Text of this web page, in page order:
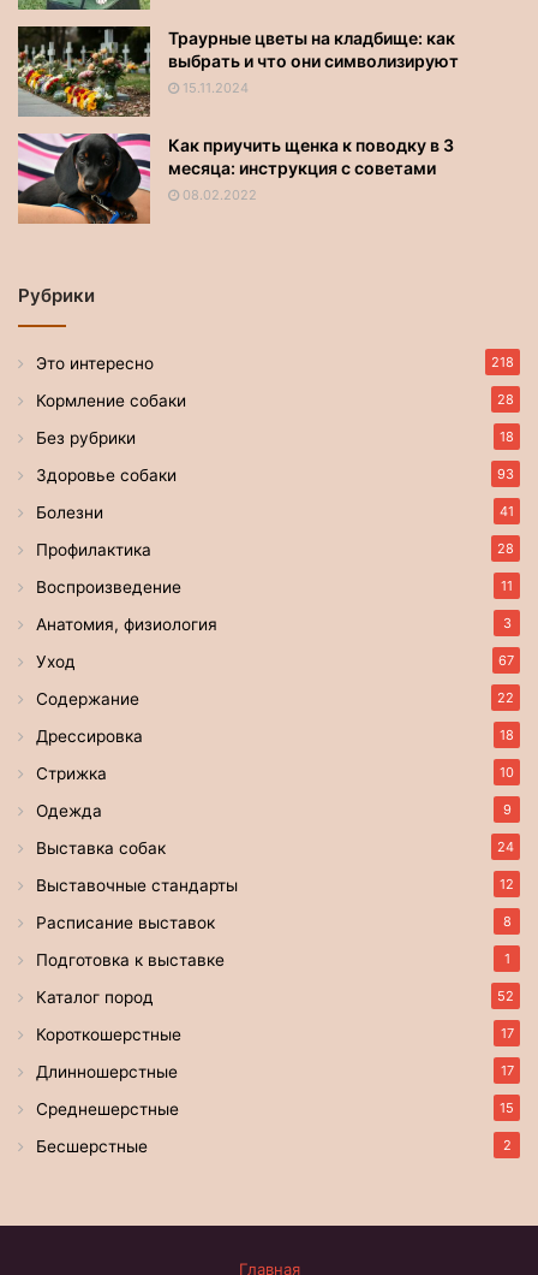
Траурные цветы на кладбище: как
выбрать и что они символизируют
15.11.2024
Как приучить щенка к поводку в 3
месяца: инструкция с советами
08.02.2022
Рубрики
Это интересно 218
Кормление собаки 28
Без рубрики 18
Здоровье собаки 93
Болезни 41
Профилактика 28
Воспроизведение 11
Анатомия, физиология 3
Уход 67
Содержание 22
Дрессировка 18
Стрижка 10
Одежда 9
Выставка собак 24
Выставочные стандарты 12
Расписание выставок 8
Подготовка к выставке 1
Каталог пород 52
Короткошерстные 17
Длинношерстные 17
Среднешерстные 15
Бесшерстные 2
Главная